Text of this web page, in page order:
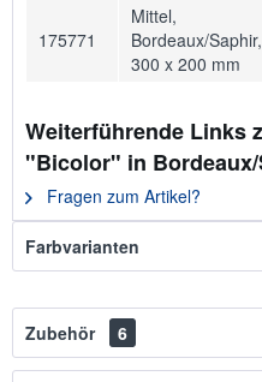
175771
Mittel,
Bordeaux/Saphir,
300 x 200 mm
Weiterführende Links
"Bicolor" in
Fragen zum Artikel?
Farbvarianten
Zubehör 6